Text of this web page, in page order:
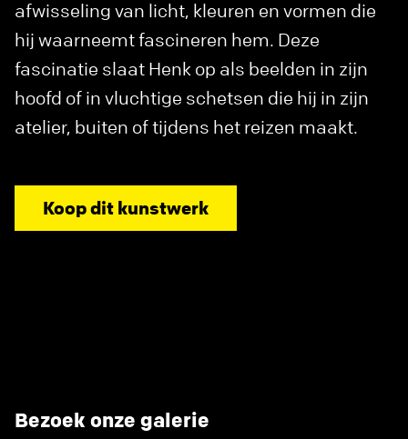
afwisseling van licht, kleuren en vormen die
hij waarneemt fascineren hem. Deze
fascinatie slaat Henk op als beelden in zijn
hoofd of in vluchtige schetsen die hij in zijn
atelier, buiten of tijdens het reizen maakt.
Koop dit kunstwerk
Bezoek onze galerie